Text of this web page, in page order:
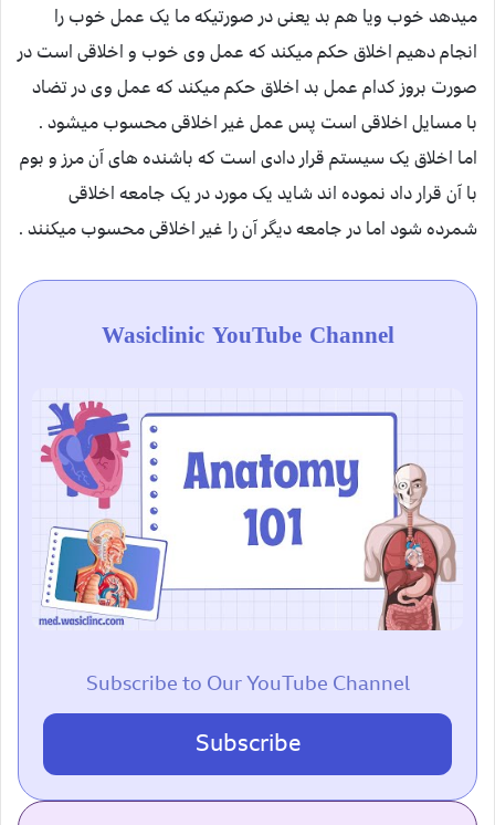
میدهد خوب ویا هم بد یعنی در صورتیکه ما یک عمل خوب را
انجام دهیم اخلاق حکم میکند که عمل وی خوب و اخلاقی است در
صورت بروز کدام عمل بد اخلاق حکم میکند که عمل وی در تضاد
با مسایل اخلاقی است پس عمل غیر اخلاقی محسوب میشود .
اما اخلاق یک سیستم قرار دادی است که باشنده های آن مرز و بوم
با آن قرار داد نموده اند شاید یک مورد در یک جامعه اخلاقی
شمرده شود اما در جامعه دیگر آن را غیر اخلاقی محسوب میکنند .
Wasiclinic YouTube Channel
Subscribe to Our YouTube Channel
Subscribe